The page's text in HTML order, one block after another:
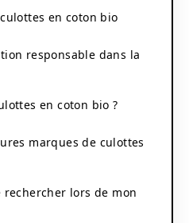
en coton bio
responsable dans la
en coton bio ?
marques de culottes
lors de mon